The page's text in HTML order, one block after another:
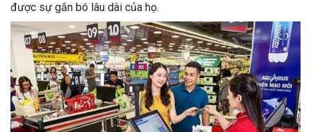
được sự gắn bó lâu dài của họ.